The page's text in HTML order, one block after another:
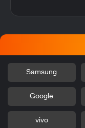
Samsung
Google
vivo